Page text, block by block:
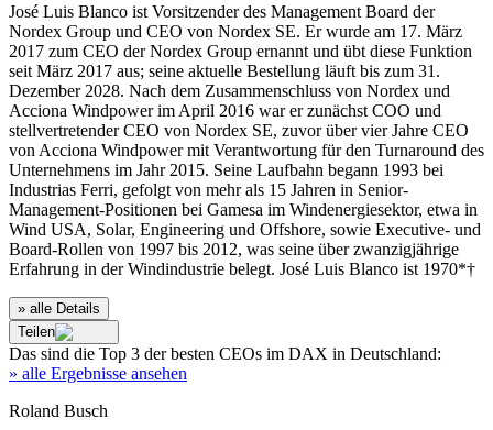
José Luis Blanco ist Vorsitzender des Management Board der
Nordex Group und CEO von Nordex SE. Er wurde am 17. März
2017 zum CEO der Nordex Group ernannt und übt diese Funktion
seit März 2017 aus; seine aktuelle Bestellung läuft bis zum 31.
Dezember 2028. Nach dem Zusammenschluss von Nordex und
Acciona Windpower im April 2016 war er zunächst COO und
stellvertretender CEO von Nordex SE, zuvor über vier Jahre CEO
von Acciona Windpower mit Verantwortung für den Turnaround des
Unternehmens im Jahr 2015. Seine Laufbahn begann 1993 bei
Industrias Ferri, gefolgt von mehr als 15 Jahren in Senior-
Management-Positionen bei Gamesa im Windenergiesektor, etwa in
Wind USA, Solar, Engineering und Offshore, sowie Executive- und
Board-Rollen von 1997 bis 2012, was seine über zwanzigjährige
Erfahrung in der Windindustrie belegt. José Luis Blanco ist 1970*†
» alle Details
Teilen
Das sind die Top 3 der besten CEOs im DAX in Deutschland:
» alle Ergebnisse ansehen
Roland Busch